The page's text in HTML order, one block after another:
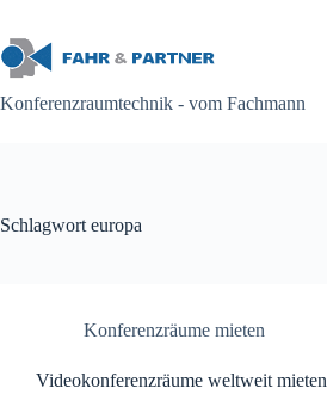
springen
Konferenzraumtechnik - vom Fachmann
Schlagwort europa
Konferenzräume mieten
Videokonferenzräume weltweit mieten